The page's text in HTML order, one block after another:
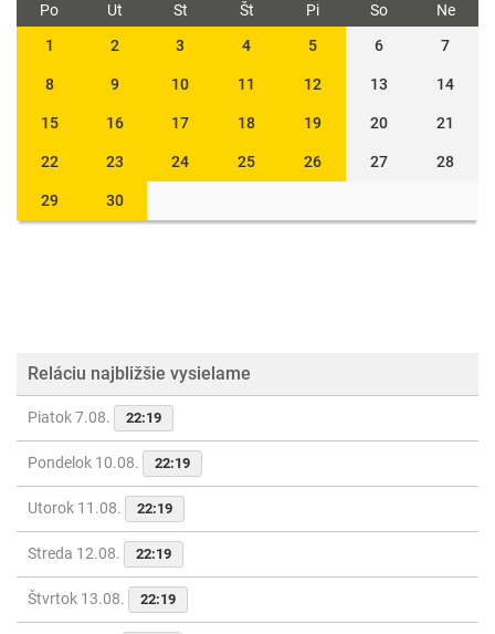
Po Ut St Št Pi So
Ne
1
2 3 4 5 6 7
8 9 10 11 12 13 14
15 16 17 18 19 20 21
22 23 24 25 26 27 28
29 30
Reláciu najbližšie vysielame
Piatok 7.08. 22:19
Pondelok 10.08. 22:19
Utorok 11.08. 22:19
Streda 12.08. 22:19
Štvrtok 13.08. 22:19